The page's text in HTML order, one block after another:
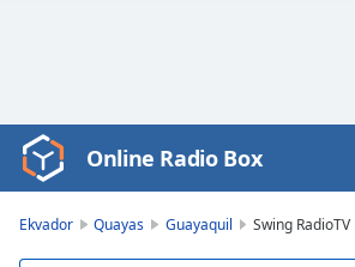
Video
Player
Online Radio Box
Ekvador Quayas Guayaquil Swing RadioTV